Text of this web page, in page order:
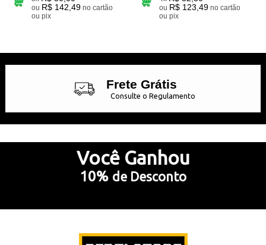
ou R$ 142,49 no cartão
ou pix
ou R$ 123,49 no cartão
ou pix
Frete Grátis
Consulte o Regulamento
no Cartão de Crédito
5% Desconto
Você Ganhou
10% de Desconto